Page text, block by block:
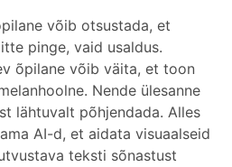
võib otsustada, et
pinge, vaid usaldus.
õpilane võib väita, et toon
Nende ülesanne
lähtuvalt põhjendada. Alles
AI-d, et aidata visuaalseid
teksti sõnastust